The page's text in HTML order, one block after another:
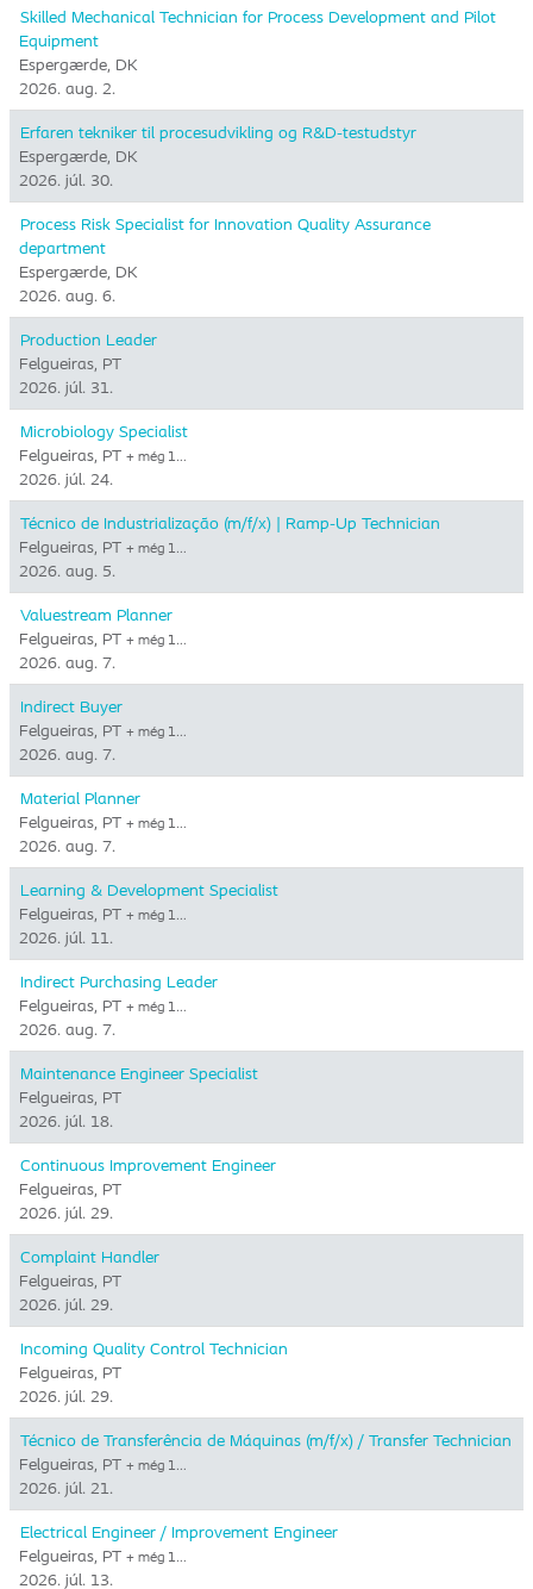
Skilled Mechanical Technician for Process Development and Pilot
Equipment
Espergærde, DK
2026. aug. 2.
Erfaren tekniker til procesudvikling og R&D-testudstyr
Espergærde, DK
2026. júl. 30.
Process Risk Specialist for Innovation Quality Assurance
department
Espergærde, DK
2026. aug. 6.
Production Leader
Felgueiras, PT
2026. júl. 31.
Microbiology Specialist
Felgueiras, PT + még 1…
2026. júl. 24.
Técnico de Industrialização (m/f/x) | Ramp-Up Technician
Felgueiras, PT + még 1…
2026. aug. 5.
Valuestream Planner
Felgueiras, PT + még 1…
2026. aug. 7.
Indirect Buyer
Felgueiras, PT + még 1…
2026. aug. 7.
Material Planner
Felgueiras, PT + még 1…
2026. aug. 7.
Learning & Development Specialist
Felgueiras, PT + még 1…
2026. júl. 11.
Indirect Purchasing Leader
Felgueiras, PT + még 1…
2026. aug. 7.
Maintenance Engineer Specialist
Felgueiras, PT
2026. júl. 18.
Continuous Improvement Engineer
Felgueiras, PT
2026. júl. 29.
Complaint Handler
Felgueiras, PT
2026. júl. 29.
Incoming Quality Control Technician
Felgueiras, PT
2026. júl. 29.
Técnico de Transferência de Máquinas (m/f/x) / Transfer Technician
Felgueiras, PT + még 1…
2026. júl. 21.
Electrical Engineer / Improvement Engineer
Felgueiras, PT + még 1…
2026. júl. 13.